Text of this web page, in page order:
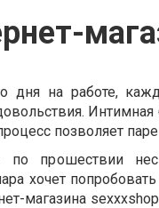
дня на работе,
позволяет
прошествии
хочет попробовать
магазина